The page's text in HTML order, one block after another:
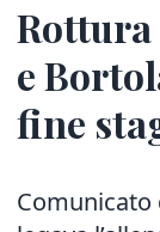
Rottura
e
fine
Comunicato